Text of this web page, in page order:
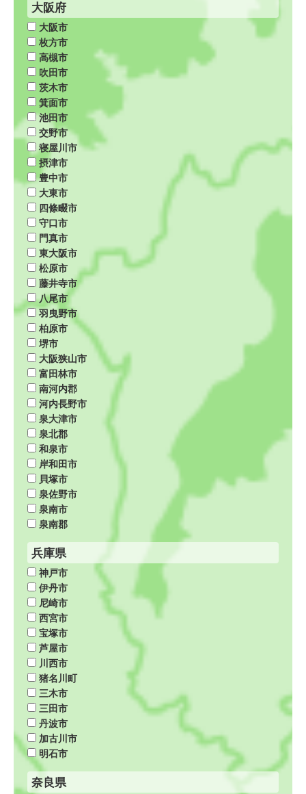
大阪府
大阪市
枚方市
高槻市
吹田市
茨木市
箕面市
池田市
交野市
寝屋川市
摂津市
豊中市
大東市
四條畷市
守口市
門真市
東大阪市
松原市
藤井寺市
八尾市
羽曳野市
柏原市
堺市
大阪狭山市
富田林市
南河内郡
河内長野市
泉大津市
泉北郡
和泉市
岸和田市
貝塚市
泉佐野市
泉南市
泉南郡
兵庫県
神戸市
伊丹市
尼崎市
西宮市
宝塚市
芦屋市
川西市
猪名川町
三木市
三田市
丹波市
加古川市
明石市
奈良県